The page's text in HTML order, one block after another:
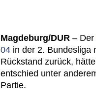
Magdeburg/DUR – Der
04 in der 2. Bundesliga
Rückstand zurück,
entschied unter
Partie.